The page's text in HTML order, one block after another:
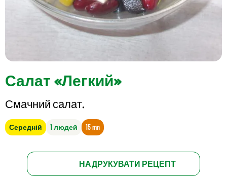
Салат «Легкий»
Смачний салат.
Середній 1 людей 15 mn
НАДРУКУВАТИ РЕЦЕПТ